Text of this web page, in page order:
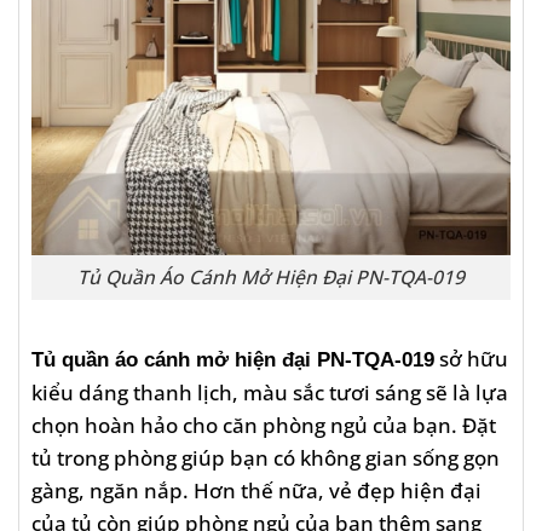
Tủ Quần Áo Cánh Mở Hiện Đại PN-TQA-019
Tủ quần áo cánh mở hiện đại PN-TQA-019 sở hữu
kiểu dáng thanh lịch, màu sắc tươi sáng sẽ là lựa
chọn hoàn hảo cho căn phòng ngủ của bạn. Đặt
tủ trong phòng giúp bạn có không gian sống gọn
gàng, ngăn nắp. Hơn thế nữa, vẻ đẹp hiện đại
của tủ còn giúp phòng ngủ của bạn thêm sang